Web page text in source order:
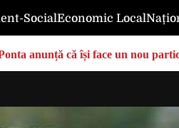
SocialEconomic Local
anunță că își face un nou